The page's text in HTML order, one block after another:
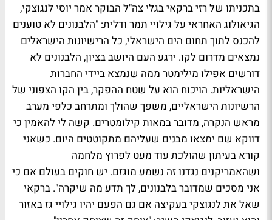
בתכניתו של רזי ברקאי בגלי צה"ל הבוקר אמר יוסי לנגוצקי,
הגיאולוג האחראי על גילויי תמר ודלית: "הלבנונים לא טוענים
להכנס לתוך תחום הים הישראלי, כל הרישיונות הישראלים
נמצאים מדרום לקו. ירגע העם היושב בציון, הלבנונים לא
דורשים אפילו מילימטר ממה שנמצא ביידי החברות
הישראליות. הויכוח הוא על שטח ההפקר, בין הקו הצפוני של
הרשיונות הישראליים, משפך שהולך ומתרחב כלפי מערב
מראש הנקרה, מדובר במאות קילומטרים. קשה לי להאמין כי
דווקא שם ימצאו מבנים שעליהם מתקוטטים היום. כשאני
קורא בעיתון שהולכת עוד מעט לפרוץ מלחמה
ושהאמריקנים נגדנו זה נשמע מוגזם. יש חוקים בעולם אם כי
אני מסכים שמדובר בלבנונים, לך תדע מה שיקרה". ברקאי
שאל את לנגוצקי בעקיצה אם גם הפעם יהיו גילויי גז באזור